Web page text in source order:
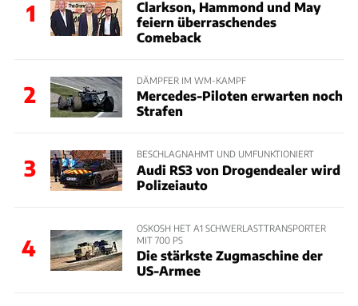
1
Clarkson, Hammond und May
feiern überraschendes
Comeback
2
DÄMPFER IM WM-KAMPF
Mercedes-Piloten erwarten noch
Strafen
3
BESCHLAGNAHMT UND UMFUNKTIONIERT
Audi RS3 von Drogendealer wird
Polizeiauto
4
OSKOSH HET A1 SCHWERLASTTRANSPORTER
MIT 700 PS
Die stärkste Zugmaschine der
US-Armee